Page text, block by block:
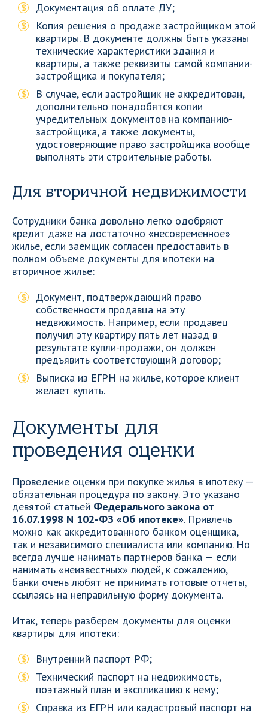
Документация об оплате ДУ;
Копия решения о продаже застройщиком этой
квартиры. В документе должны быть указаны
технические характеристики здания и
квартиры, а также реквизиты самой компании-
застройщика и покупателя;
В случае, если застройщик не аккредитован,
дополнительно понадобятся копии
учредительных документов на компанию-
застройщика, а также документы,
удостоверяющие право застройщика вообще
выполнять эти строительные работы.
Для вторичной недвижимости
Сотрудники банка довольно легко одобряют
кредит даже на достаточно «несовременное»
жилье, если заемщик согласен предоставить в
полном объеме документы для ипотеки на
вторичное жилье:
Документ, подтверждающий право
собственности продавца на эту
недвижимость. Например, если продавец
получил эту квартиру пять лет назад в
результате купли-продажи, он должен
предъявить соответствующий договор;
Выписка из ЕГРН на жилье, которое клиент
желает купить.
Документы для
проведения оценки
Проведение оценки при покупке жилья в ипотеку —
обязательная процедура по закону. Это указано
девятой статьей Федерального закона от
16.07.1998 N 102-ФЗ «Об ипотеке». Привлечь
можно как аккредитованного банком оценщика,
так и независимого специалиста или компанию. Но
всегда лучше нанимать партнеров банка — если
нанимать «неизвестных» людей, к сожалению,
банки очень любят не принимать готовые отчеты,
ссылаясь на неправильную форму документа.
Итак, теперь разберем документы для оценки
квартиры для ипотеки:
Внутренний паспорт РФ;
Технический паспорт на недвижимость,
поэтажный план и экспликацию к нему;
Справка из ЕГРН или кадастровый паспорт на